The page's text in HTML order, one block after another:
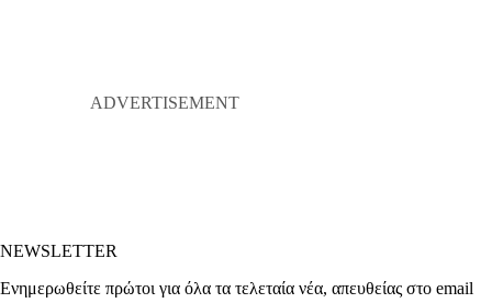
NEWSLETTER
Ενημερωθείτε πρώτοι για όλα τα τελεταία νέα, απευθείας στο email